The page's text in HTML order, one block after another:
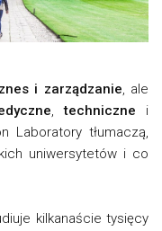
i zarządzanie, ale
,techniczne i
Laboratory tłumaczą,
uniwersytetów i co
kilkanaście tysięcy